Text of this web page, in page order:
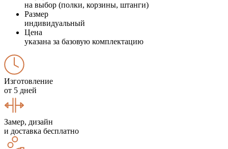
на выбор (полки, корзины, штанги)
Размер
индивидуальный
Цена
указана за базовую комплектацию
Изготовление
от 5 дней
Замер, дизайн
и доставка бесплатно